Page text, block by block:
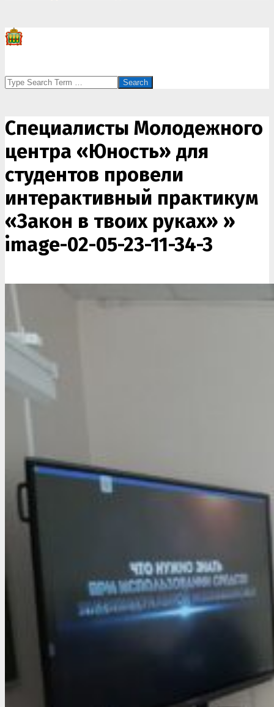
Search
Специалисты Молодежного
центра «Юность» для
студентов провели
интерактивный практикум
«Закон в твоих руках» »
image-02-05-23-11-34-3